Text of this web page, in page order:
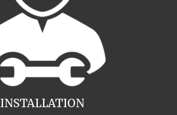
INSTALLATION